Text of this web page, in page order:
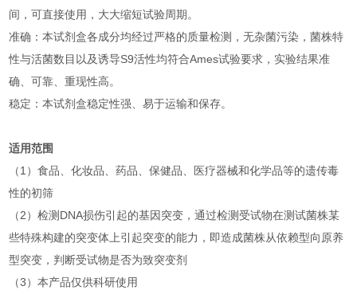
间，可直接使用，大大缩短试验周期。
准确：本试剂盒各成分均经过严格的质量检测，无杂菌污染，菌株特
性与活菌数目以及诱导S9活性均符合Ames试验要求，实验结果准
确、可靠、重现性高。
稳定：本试剂盒稳定性强、易于运输和保存。
适用范围
（1）食品、化妆品、药品、保健品、医疗器械和化学品等的遗传毒
性的初筛
（2）检测DNA损伤引起的基因突变，通过检测受试物在测试菌株某
些特殊构建的突变体上引起突变的能力，即造成菌株从依赖型向原养
型突变，判断受试物是否为致突变剂
（3）本产品仅供科研使用